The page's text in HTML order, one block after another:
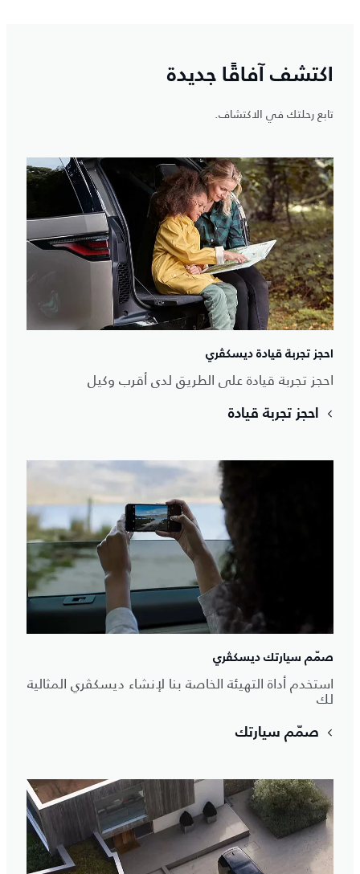
اكتشف آفاقًا جديدة
تابع رحلتك في الاكتشاف.
احجز تجربة قيادة ديسكڤري
احجز تجربة قيادة على الطريق لدى أقرب وكيل
احجز تجربة قيادة
صمّم سيارتك ديسكڤري
استخدم أداة التهيئة الخاصة بنا لإنشاء ديسكڤري المثالية
لك
صمّم سيارتك